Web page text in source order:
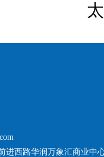
进西路华润万象汇商业中